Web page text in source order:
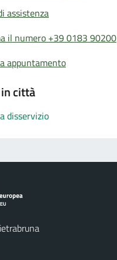
assistenza
il numero +39 0183 90200
appuntamento
città
disservizio